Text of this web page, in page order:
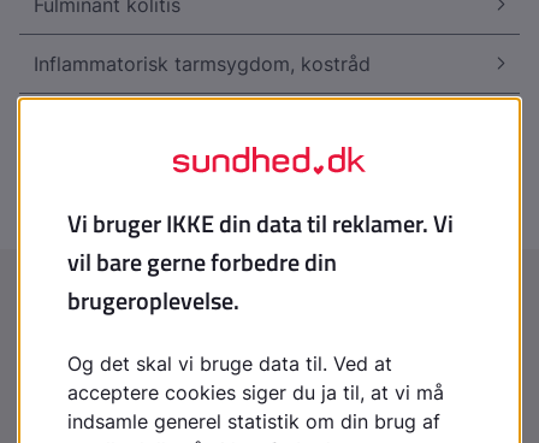
Fulminant kolitis
Inflammatorisk tarmsygdom, kostråd